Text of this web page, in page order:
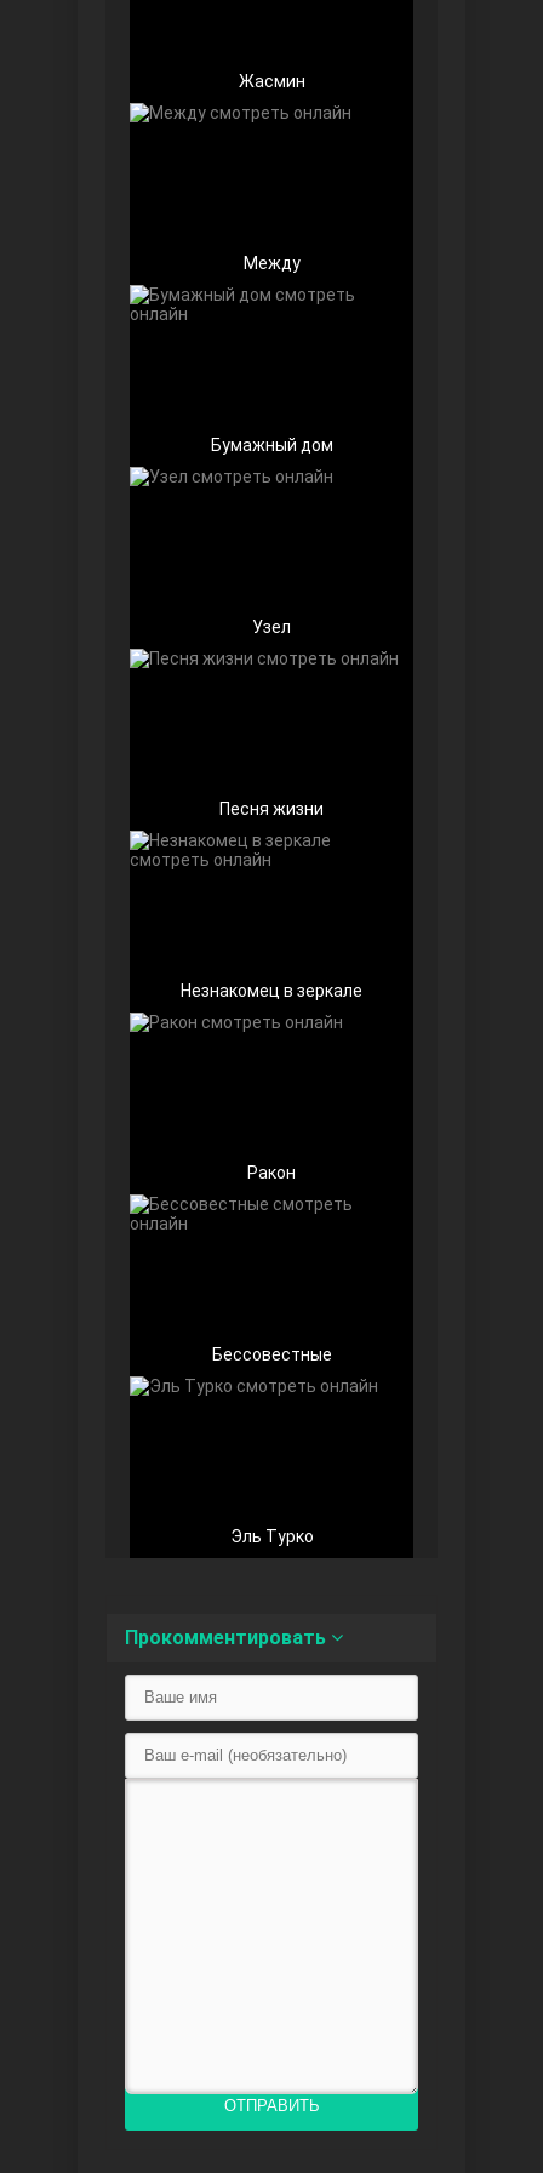
Ранняя пташка
Любовь напоказ
Доверенное
Жасмин
Между
Бумажный дом
Узел
Песня жизни
Незнакомец в зеркале
Ракон
Бессовестные
Эль Турко
Прокомментировать
ОТПРАВИТЬ